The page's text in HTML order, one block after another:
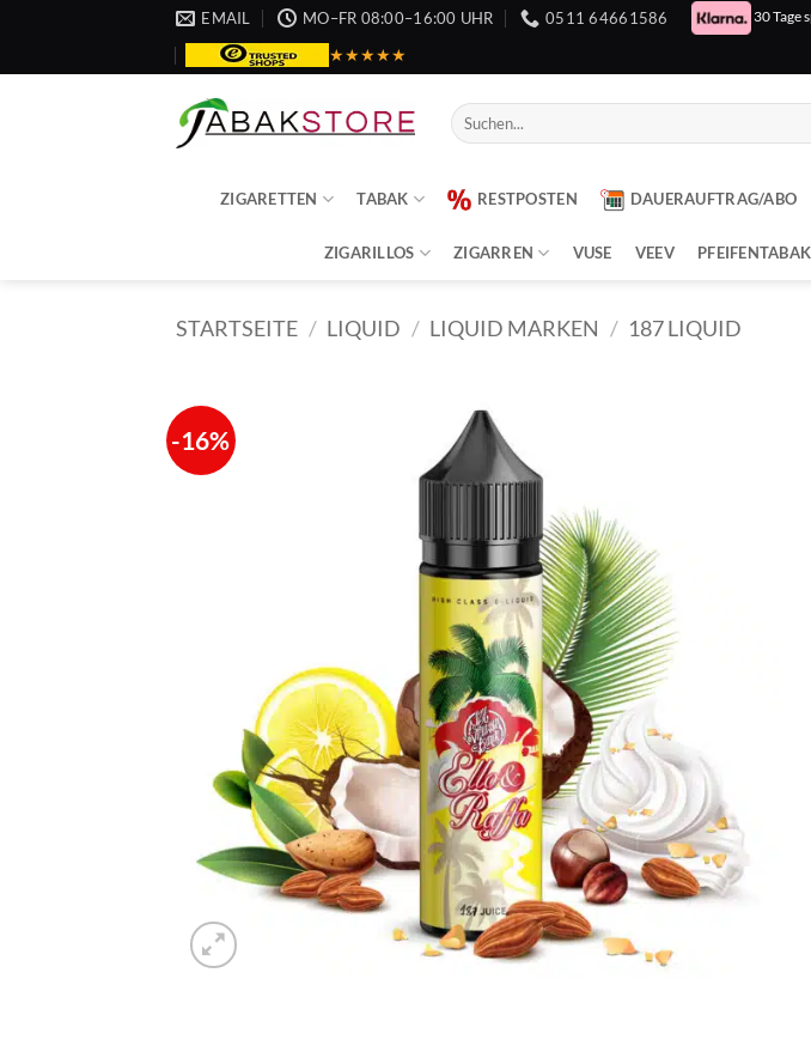
springen
EMAIL MO–FR 08:00–16:00 UHR 0511 64661586 30 Tage
★★★★★
Suche
nach:
ZIGARETTEN TABAK RESTPOSTEN DAUERAUFTRAG/ABO
ZIGARILLOS ZIGARREN VUSE VEEV PFEIFENTABAK
STARTSEITE / LIQUID / LIQUID MARKEN / 187 LIQUID
-16%